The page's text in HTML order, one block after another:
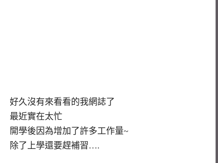
好久沒有來看看的我網誌了
最近實在太忙
開學後因為增加了許多工作量~
除了上學還要趕補習….